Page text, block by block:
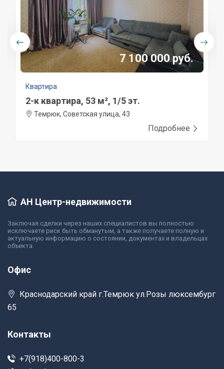
7 100 000 руб.
Квартира
2-к квартира, 53 м², 1/5 эт.
Темрюк, Советская улица, 43
Подробнее
АН Центр-недвижимости
Заключая сделки через наших специалистов вы полностью
исключаете риск быть обманутым, а также получаете полную и
актуальную информацию о состоянии, документах и владельцах
объекта.
Офис
Краснодарский край г.Темрюк ул.Розы люксембург
65
Контакты
+7(918)400-800-3